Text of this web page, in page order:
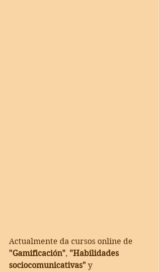
Actualmente da cursos online de
"Gamificación", "Habilidades
sociocomunicativas" y